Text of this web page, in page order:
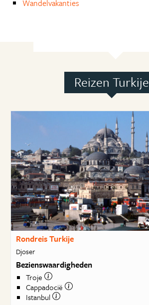
Wandelvakanties
Reizen Turkije
Rondreis Turkije
Djoser
Bezienswaardigheden
Troje
Cappadocië
Istanbul